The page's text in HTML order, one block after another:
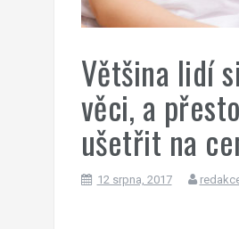
Většina lidí
věci, a
ušetřit na
12 srpna, 2017